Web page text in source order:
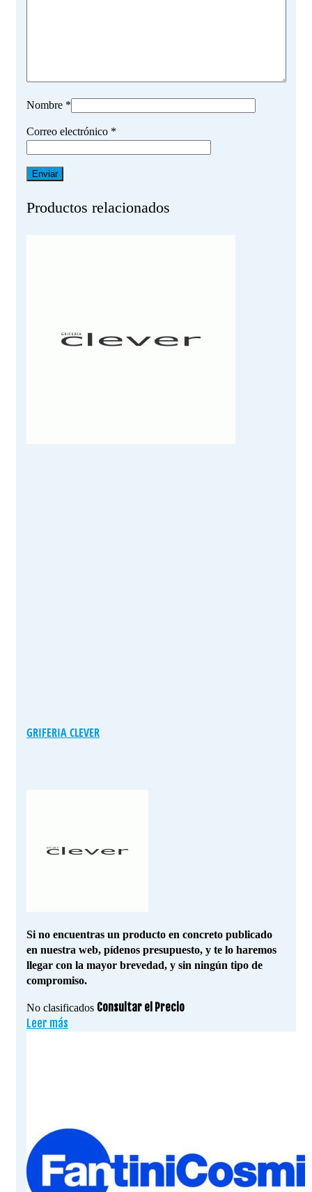
Nombre *
Correo electrónico *
Productos relacionados
GRIFERIA CLEVER
Si no encuentras un producto en concreto publicado
en nuestra web, pídenos presupuesto, y te lo haremos
llegar con la mayor brevedad, y sin ningún tipo de
compromiso.
No clasificados Consultar el Precio
Leer más